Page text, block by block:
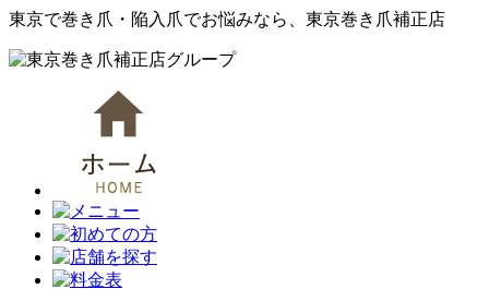
東京で巻き爪・陥入爪でお悩みなら、東京巻き爪補正店